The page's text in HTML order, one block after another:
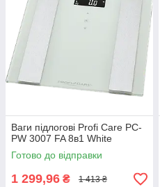
Ваги підлогові Profi Care PC-
PW 3007 FA 8в1 White
Готово до відправки
1 299,96 ₴ 1 413 ₴